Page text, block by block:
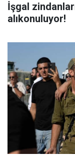
İşgal
alıkonuluyor!